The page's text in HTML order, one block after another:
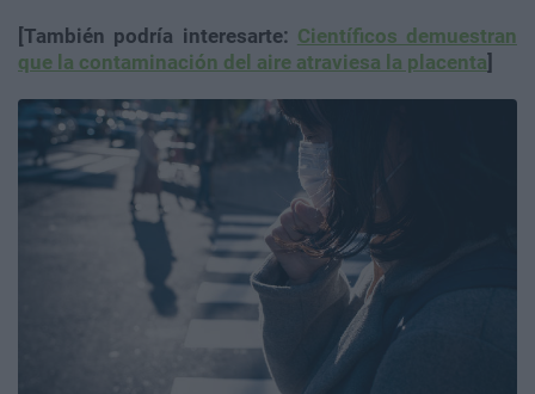
[También podría interesarte: Científicos demuestran
que la contaminación del aire atraviesa la placenta]